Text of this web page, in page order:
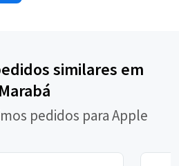
similares em
Marabá
pedidos para Apple